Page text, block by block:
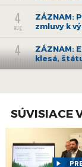
4
aug
ZÁZNAM:
zmluvy k
4
aug
ZÁZNAM:
klesá,
30
30
júl
ZÁZNAM:
SÚVISIACE